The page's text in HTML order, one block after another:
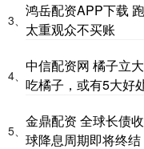
3、
鸿岳配资APP下载
太重观众不买账
4、
中信配资网 橘子立
吃橘子，或有5大好
5、
金鼎配资 全球长债
球降息周期即将终结